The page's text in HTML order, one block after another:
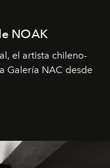
NOAK
el artista chileno-
Galería NAC desde